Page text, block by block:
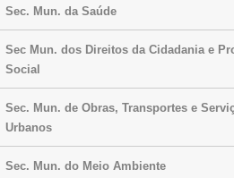
Sec. Mun. da Saúde
Sec Mun. dos Direitos da Cidadania e
Social
Sec. Mun. de Obras, Transportes e
Urbanos
Sec. Mun. do Meio Ambiente